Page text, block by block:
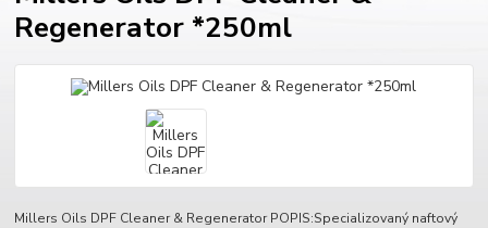
Regenerator *250ml
Millers Oils DPF Cleaner & Regenerator POPIS:Specializovaný naftový